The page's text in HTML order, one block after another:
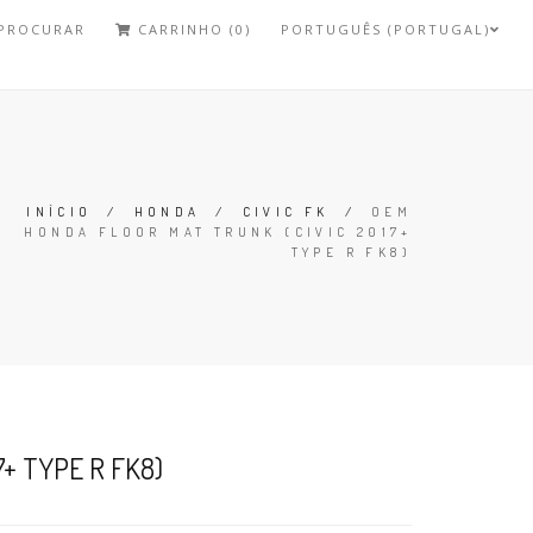
CARRINHO (0) PORTUGUÊS (PORTUGAL)
INÍCIO / HONDA / CIVIC FK / OEM
HONDA FLOOR MAT TRUNK (CIVIC 2017+
TYPE R FK8)
TYPE R FK8)